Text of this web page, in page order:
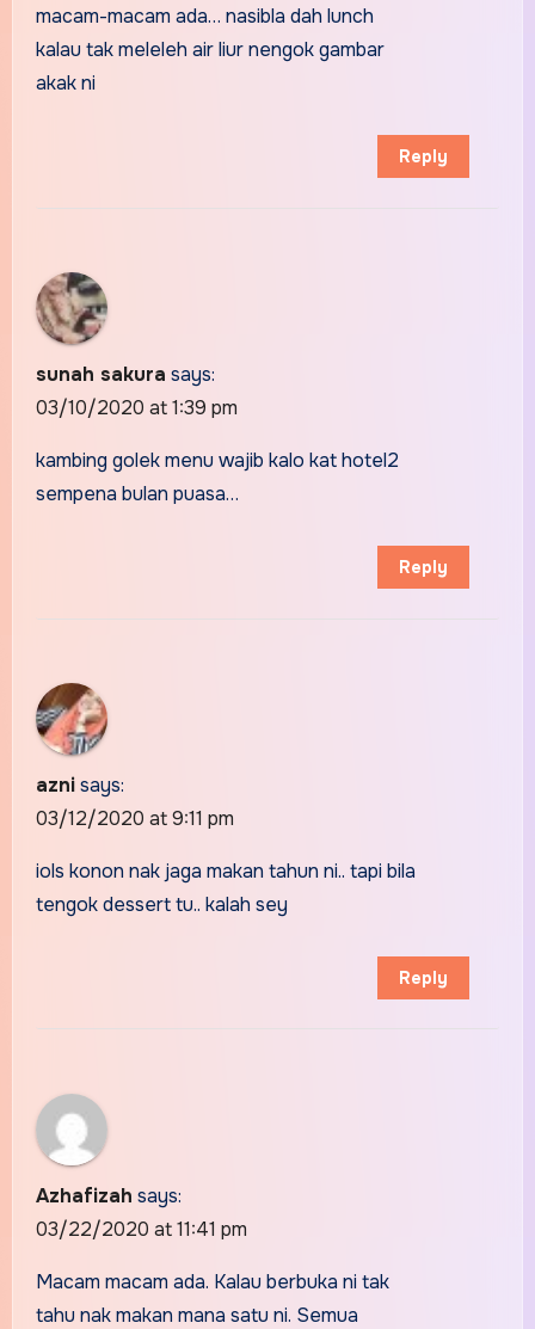
macam-macam ada… nasibla dah lunch
kalau tak meleleh air liur nengok gambar
akak ni
Reply
sunah sakura says:
03/10/2020 at 1:39 pm
kambing golek menu wajib kalo kat hotel2
sempena bulan puasa…
Reply
azni says:
03/12/2020 at 9:11 pm
iols konon nak jaga makan tahun ni.. tapi bila
tengok dessert tu.. kalah sey
Reply
Azhafizah says:
03/22/2020 at 11:41 pm
Macam macam ada. Kalau berbuka ni tak
tahu nak makan mana satu ni. Semua